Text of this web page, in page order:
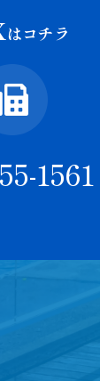
はコチラ
1561